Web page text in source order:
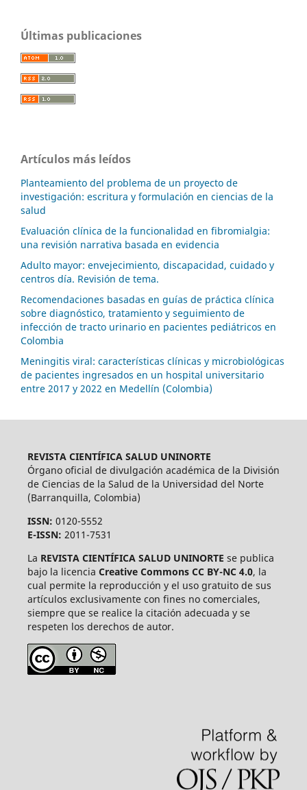
Últimas publicaciones
Artículos más leídos
Planteamiento del problema de un proyecto de
investigación: escritura y formulación en ciencias de la
salud
Evaluación clínica de la funcionalidad en fibromialgia:
una revisión narrativa basada en evidencia
Adulto mayor: envejecimiento, discapacidad, cuidado y
centros día. Revisión de tema.
Recomendaciones basadas en guías de práctica clínica
sobre diagnóstico, tratamiento y seguimiento de
infección de tracto urinario en pacientes pediátricos en
Colombia
Meningitis viral: características clínicas y microbiológicas
de pacientes ingresados en un hospital universitario
entre 2017 y 2022 en Medellín (Colombia)
REVISTA CIENTÍFICA SALUD UNINORTE
Órgano oficial de divulgación académica de la División
de Ciencias de la Salud de la Universidad del Norte
(Barranquilla, Colombia)
ISSN: 0120-5552
E-ISSN: 2011-7531
La REVISTA CIENTÍFICA SALUD UNINORTE se publica
bajo la licencia Creative Commons CC BY-NC 4.0, la
cual permite la reproducción y el uso gratuito de sus
artículos exclusivamente con fines no comerciales,
siempre que se realice la citación adecuada y se
respeten los derechos de autor.